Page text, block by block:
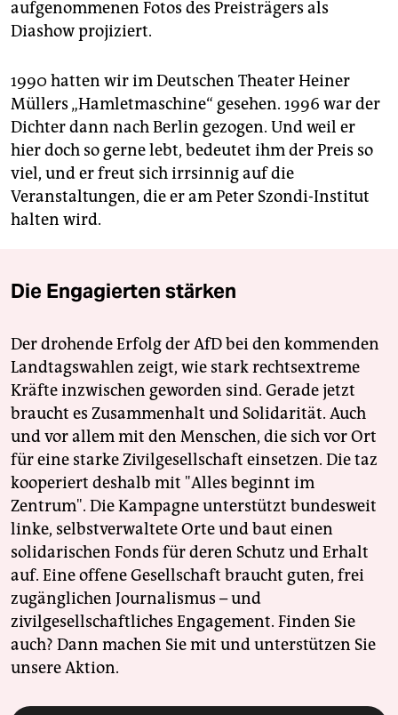
aufgenommenen Fotos des Preisträgers als
Diashow projiziert.
1990 hatten wir im Deutschen Theater Heiner
Müllers „Hamletmaschine“ gesehen. 1996 war der
Dichter dann nach Berlin gezogen. Und weil er
hier doch so gerne lebt, bedeutet ihm der Preis so
viel, und er freut sich irrsinnig auf die
Veranstaltungen, die er am Peter Szondi-Institut
halten wird.
Die Engagierten stärken
Der drohende Erfolg der AfD bei den kommenden
Landtagswahlen zeigt, wie stark rechtsextreme
Kräfte inzwischen geworden sind. Gerade jetzt
braucht es Zusammenhalt und Solidarität. Auch
und vor allem mit den Menschen, die sich vor Ort
für eine starke Zivilgesellschaft einsetzen. Die taz
kooperiert deshalb mit "Alles beginnt im
Zentrum". Die Kampagne unterstützt bundesweit
linke, selbstverwaltete Orte und baut einen
solidarischen Fonds für deren Schutz und Erhalt
auf. Eine offene Gesellschaft braucht guten, frei
zugänglichen Journalismus – und
zivilgesellschaftliches Engagement. Finden Sie
auch? Dann machen Sie mit und unterstützen Sie
unsere Aktion.